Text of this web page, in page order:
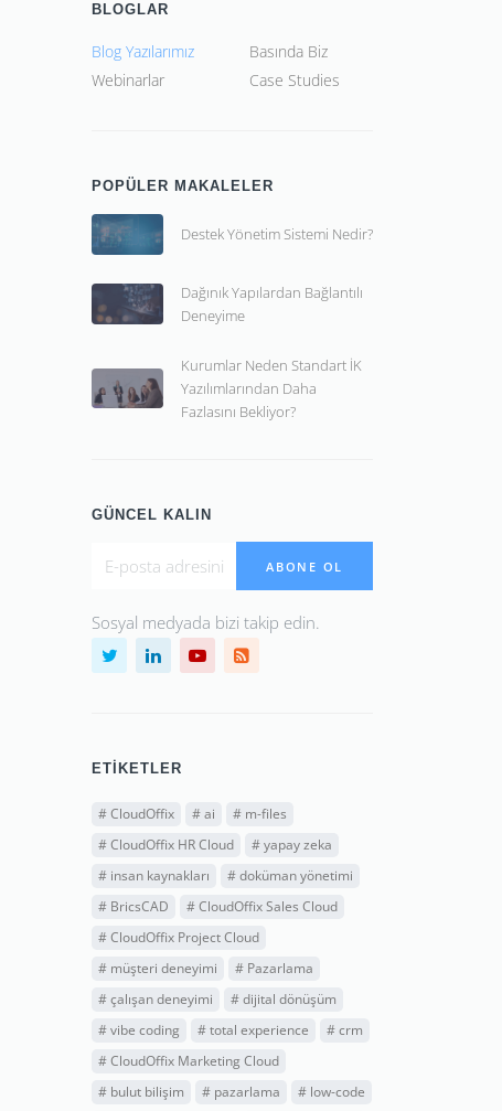
BLOGLAR
Blog Yazılarımız
Basında Biz
Webinarlar
Case Studies
POPÜLER MAKALELER
Destek Yönetim Sistemi Nedir?
Dağınık Yapılardan Bağlantılı
Deneyime
Kurumlar Neden Standart İK
Yazılımlarından Daha
Fazlasını Bekliyor?
GÜNCEL KALIN
ABONE OL
Sosyal medyada bizi takip edin.
ETIKETLER
#CloudOffix #ai # m-files
#CloudOffix HR Cloud #yapay zeka
# insan kaynakları #doküman yönetimi
# BricsCAD #CloudOffix Sales Cloud
#CloudOffix Project Cloud
# müşteri deneyimi # Pazarlama
#çalışan deneyimi #dijital dönüşüm
#vibe coding #total experience #crm
#CloudOffix Marketing Cloud
# bulut bilişim # pazarlama # low-code